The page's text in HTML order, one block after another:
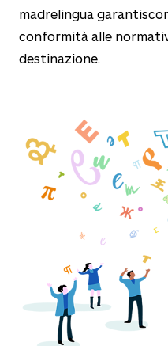
madrelingua
conformità alle
destinazione.